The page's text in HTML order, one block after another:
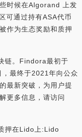
时候在Algorand 上发
可通过持有ASA代币
作为生态奖励和质押
链。Findora最初于
最终于2021年向公众
最新突破，为用户提
更多信息，请访问
押在Lido上:Lido